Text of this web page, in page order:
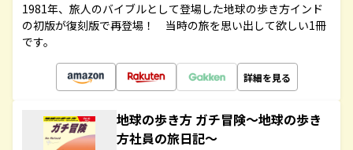
1981年、旅人のバイブルとして登場した地球の歩き方インド
の初版が復刻版で再登場！ 当時の旅を思い出して欲しい1冊
です。
詳細を見る
地球の歩き方 ガチ冒険～地球の歩き
方社員の旅日記～